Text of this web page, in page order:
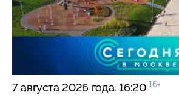
7 августа 2026 года. 16:20 16+